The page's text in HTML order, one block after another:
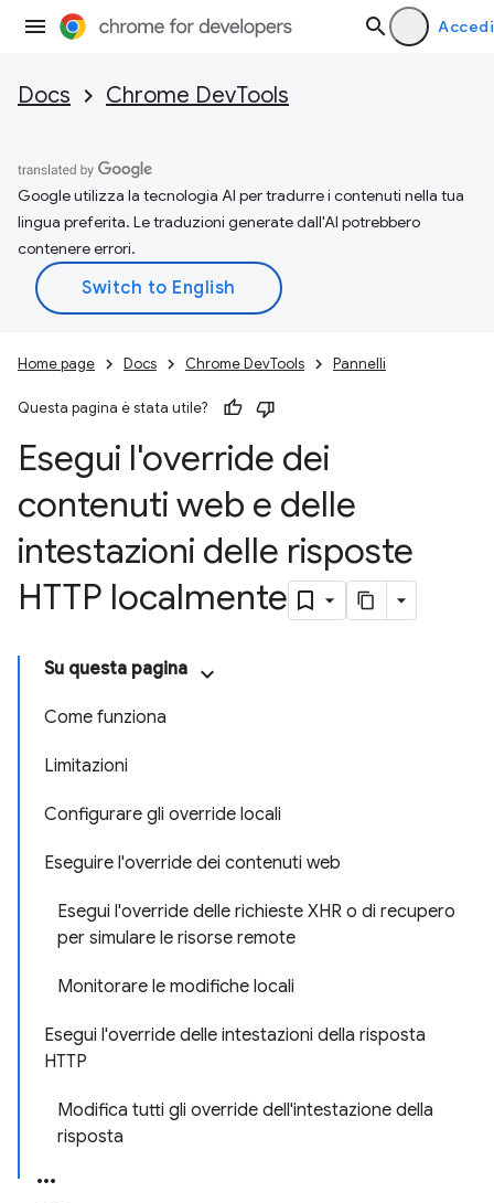
Accedi
Docs Chrome DevTools
Google utilizza la tecnologia AI per tradurre i contenuti nella tua
lingua preferita. Le traduzioni generate dall'AI potrebbero
contenere errori.
Home page Docs Chrome DevTools Pannelli
Questa pagina è stata utile?
Esegui l'override dei
contenuti web e delle
intestazioni delle risposte
HTTP localmente
Su questa pagina
Come funziona
Limitazioni
Configurare gli override locali
Eseguire l'override dei contenuti web
Esegui l'override delle richieste XHR o di recupero
per simulare le risorse remote
Monitorare le modifiche locali
Esegui l'override delle intestazioni della risposta
HTTP
Modifica tutti gli override dell'intestazione della
risposta